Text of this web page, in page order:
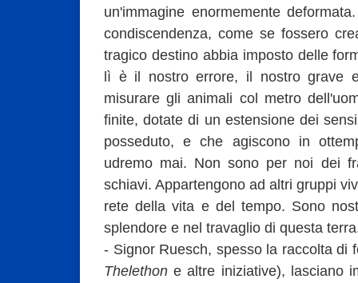
un'immagine enormemente
condiscendenza, come se fossero
tragico destino abbia imposto delle
lì è il nostro errore, il nostro grave
misurare gli animali col metro
finite, dotate di un estensione dei
posseduto, e che agiscono in
udremo mai. Non sono per noi dei
schiavi. Appartengono ad altri gruppi
rete della vita e del tempo. Sono
splendore e nel travaglio di questa
- Signor Ruesch, spesso la raccolta di
Thelethon e altre iniziative), lasciano